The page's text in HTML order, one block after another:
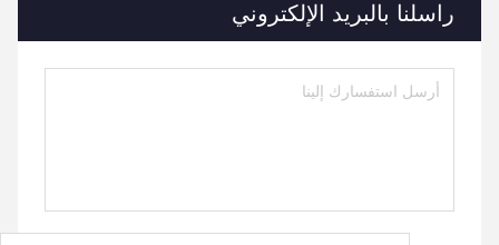
راسلنا بالبريد الإلكتروني